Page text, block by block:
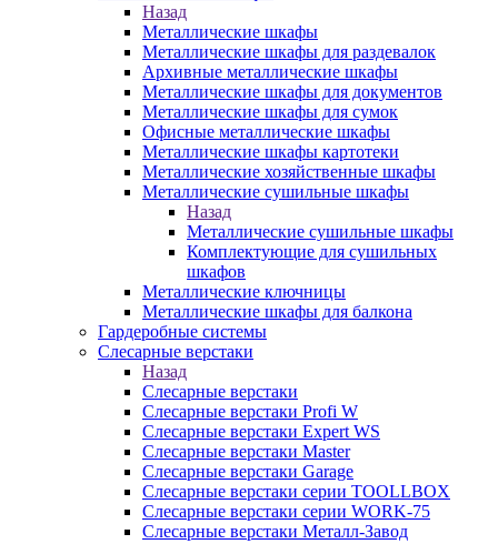
Назад
Металлические шкафы
Металлические шкафы для раздевалок
Архивные металлические шкафы
Металлические шкафы для документов
Металлические шкафы для сумок
Офисные металлические шкафы
Металлические шкафы картотеки
Металлические хозяйственные шкафы
Металлические сушильные шкафы
Назад
Металлические сушильные шкафы
Комплектующие для сушильных
шкафов
Металлические ключницы
Металлические шкафы для балкона
Гардеробные системы
Слесарные верстаки
Назад
Слесарные верстаки
Слесарные верстаки Profi W
Слесарные верстаки Expert WS
Слесарные верстаки Master
Слесарные верстаки Garage
Слесарные верстаки серии TOOLLBOX
Слесарные верстаки серии WORK-75
Слесарные верстаки Металл-Завод